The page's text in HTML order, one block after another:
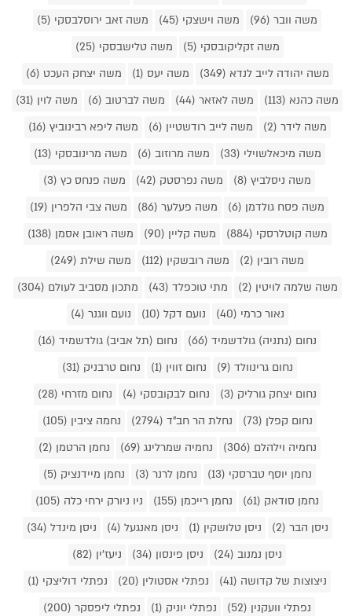
משה וובר (96)
משה וישצקי (45)
משה זאב ירוסלבסקי (5)
משה זקליקובסקי (5)
משה טלישבסקי (25)
משה יהודה לייב לנדא (349)
משה יעס (1)
משה יצחק העכט (6)
משה כהנא (113)
משה לאזאר (44) משה לברטוב (6)
משה לוין (31)
משה לידר (2)
משה לייב רודשטיין (6)
משה ליפא רבינוביץ (16)
משה מיכאלשוילי (33)
משה מרוזוב (6)
משה מרינובסקי (13)
משה ניסלביץ (8)
משה נפרסטק (42)
משה פנחס כץ (3)
משה פסח גולדמן (6)
משה פעלער (86)
משה צבי הלפרין (19)
משה קוטלרסקי (884)
משה קליין (90)
משה ראובן אסמן (138)
משה רובין (2)
משה רובשקין (112)
משה שילת (249)
משה שלמה לויטין (2)
מתי טוכפלד (43)
מתכון מסביב לעולם (304)
נאור כרמי (40)
נועם דקל (10)
נועם ווגנר (4)
נחום (נתניה) גולדשמיד (66)
נחום (תל אביב) גולדשמיד (16)
נחום גרינוולד (9)
נחום זווין (1)
נחום טרבניק (31)
נחום יצחק גורליק (3)
נחום לבקובסקי (4)
נחום מזרחי (28)
נחום קפלן (73)
נחלת הר חב"ד (2794)
נחמה ציבין (105)
נחמיה וילהלם (306)
נחמיה שמרלינג (69)
נחמן הרטמן (2)
נחמן יוסף טברסקי (13)
נחמן לרנר (3)
נחמן מיידנציק (5)
נחמן סודאק (61)
נחמן רייכמן (155)
ניו ניורק ירחי כלה (105)
ניסן הבר (2)
ניסן טלושקין (1) ניסן מאנגעל (4)
ניסן מינדל (34)
ניסן נמנוב (24)
ניסן פינסון (34)
ניעז'ין (82)
ניצוצות של קדושה (41)
נפתלי אסטולין (20)
נפתלי דוליצקי (1)
נפתלי וועקנין (52)
נפתלי יוניק (1)
נפתלי ליפסקר (200)